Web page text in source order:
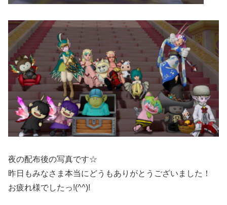
夜の配布後の写真です☆
昨日もみなさま本当にどうもありがとうございました！
お疲れ様でしたっ!(^^)!